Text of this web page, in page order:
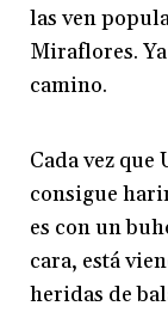
las ven
Miraflores.
camino.
Cada vez que
consigue
es con un
cara, está
heridas de